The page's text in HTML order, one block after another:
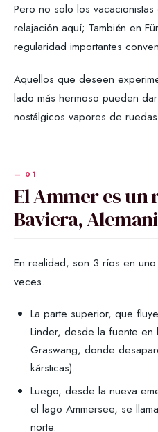
Pero no solo los
relajación aquí; También en
regularidad importantes
Aquellos que deseen
lado más hermoso pueden
nostálgicos vapores de
El Ammer es un
Baviera,
En realidad, son 3 ríos en
veces.
La parte superior, que
Linder, desde la fuente en
Graswang, donde
kársticas).
Luego, desde la nueva
el lago Ammersee, se
norte.